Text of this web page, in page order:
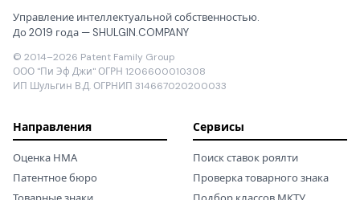
Управление интеллектуальной собственностью.
До 2019 года — SHULGIN.COMPANY
© 2014–2026 Patent Family Group
ООО "Пи Эф Джи" ОГРН 1206600010308
ИП Шульгин В.Д. ОГРНИП 314667020200033
Направления
Оценка НМА
Патентное бюро
Сервисы
Поиск ставок роялти
Проверка товарного знака